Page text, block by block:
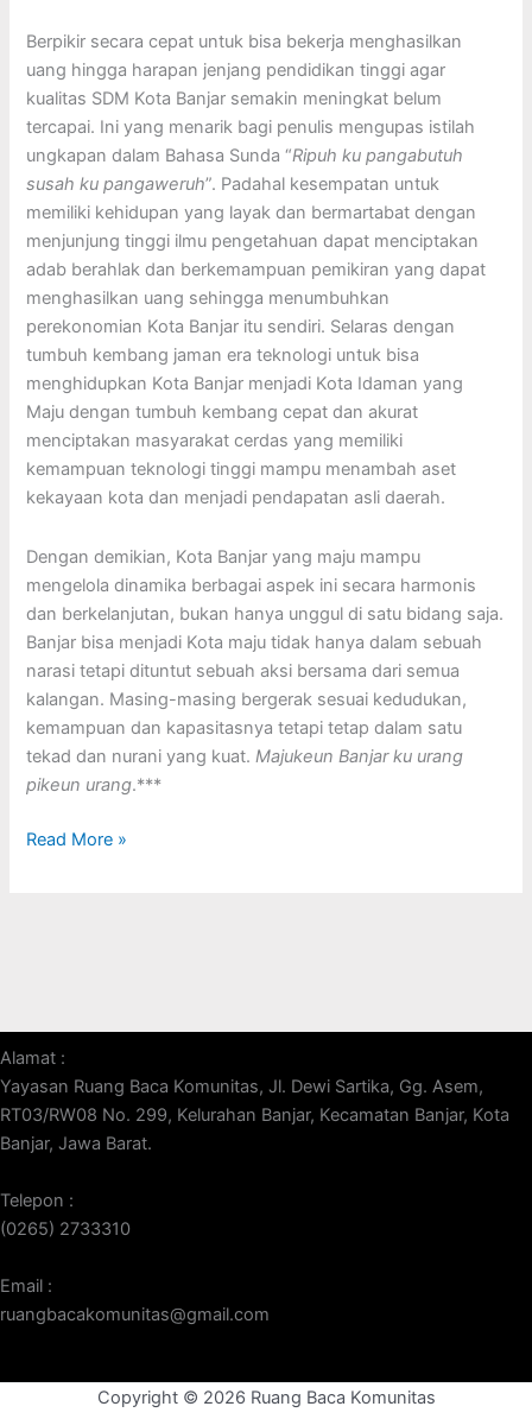
Berpikir secara cepat untuk bisa bekerja menghasilkan
uang hingga harapan jenjang pendidikan tinggi agar
kualitas SDM Kota Banjar semakin meningkat belum
tercapai. Ini yang menarik bagi penulis mengupas istilah
ungkapan dalam Bahasa Sunda “Ripuh ku pangabutuh
susah ku pangaweruh”. Padahal kesempatan untuk
memiliki kehidupan yang layak dan bermartabat dengan
menjunjung tinggi ilmu pengetahuan dapat menciptakan
adab berahlak dan berkemampuan pemikiran yang dapat
menghasilkan uang sehingga menumbuhkan
perekonomian Kota Banjar itu sendiri. Selaras dengan
tumbuh kembang jaman era teknologi untuk bisa
menghidupkan Kota Banjar menjadi Kota Idaman yang
Maju dengan tumbuh kembang cepat dan akurat
menciptakan masyarakat cerdas yang memiliki
kemampuan teknologi tinggi mampu menambah aset
kekayaan kota dan menjadi pendapatan asli daerah.
Dengan demikian, Kota Banjar yang maju mampu
mengelola dinamika berbagai aspek ini secara harmonis
dan berkelanjutan, bukan hanya unggul di satu bidang saja.
Banjar bisa menjadi Kota maju tidak hanya dalam sebuah
narasi tetapi dituntut sebuah aksi bersama dari semua
kalangan. Masing-masing bergerak sesuai kedudukan,
kemampuan dan kapasitasnya tetapi tetap dalam satu
tekad dan nurani yang kuat.Majukeun Banjar ku urang
pikeun urang.***
Read More »
Alamat :
Yayasan Ruang Baca Komunitas, Jl. Dewi Sartika, Gg. Asem,
RT03/RW08 No. 299, Kelurahan Banjar, Kecamatan Banjar, Kota
Banjar, Jawa Barat.
Telepon :
(0265) 2733310
Email :
ruangbacakomunitas@gmail.com
Copyright © 2026 Ruang Baca Komunitas